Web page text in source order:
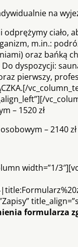
na
odprężymy ciało,
m.in.:
oraz bańką
dyspozycji:
pierwszy,
– 1520 zł
– 2140 zł
width=”1/
formularza